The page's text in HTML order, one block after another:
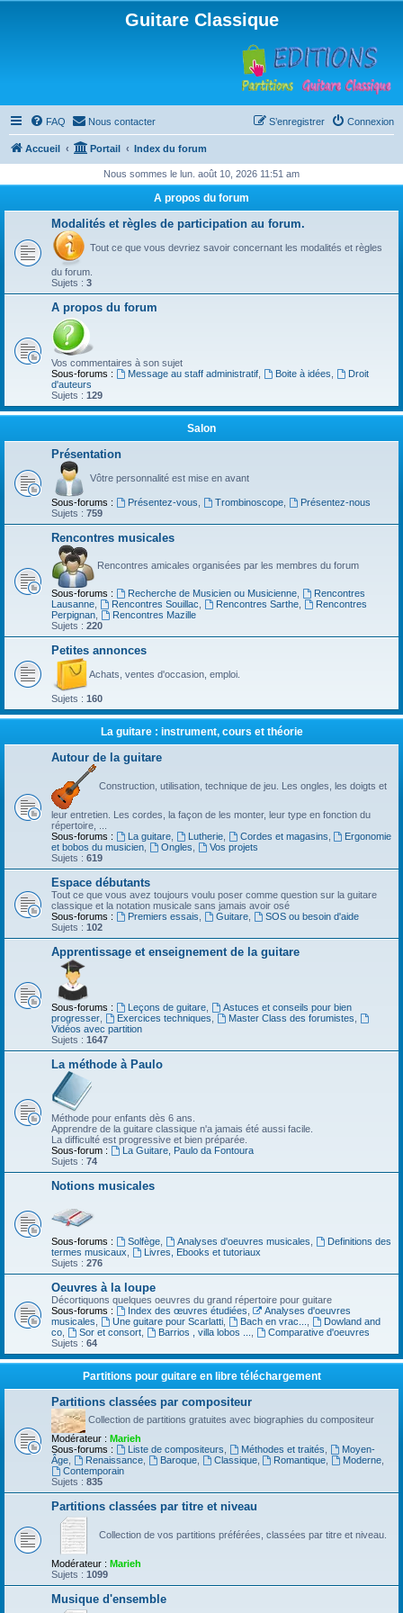
Guitare Classique
FAQ Nous contacter Connexion
S’enregistrer
Accueil Portail Index du forum
Nous sommes le lun. août 10, 2026 11:51 am
A propos du forum
Modalités et règles de participation au forum.
Tout ce que vous devriez savoir concernant les modalités et règles
du forum.
Sujets : 3
A propos du forum
Vos commentaires à son sujet
Sous-forums :
Message au staff administratif, Boite à idées
Droit
d'auteurs
Sujets : 129
Salon
Présentation
Vôtre personnalité est mise en avant
Sous-forums : Présentez-vous Trombinoscope,
Présentez-nous
Sujets : 759
Rencontres musicales
Rencontres amicales organisées par les membres du forum
Sous-forums : Recherche de Musicien ou Musicienne,
Rencontres
Lausanne
Rencontres Souillac Rencontres Sarthe,
Rencontres
Perpignan
Rencontres Mazille
Sujets : 220
Petites annonces
Achats, ventes d'occasion, emploi.
Sujets : 160
La guitare : instrument, cours et théorie
Autour de la guitare
Construction, utilisation, technique de jeu. Les ongles, les doigts et
leur entretien. Les cordes, la façon de les monter, leur type en fonction du
répertoire, ...
Sous-forums :
La guitare, Lutherie, Cordes et magasins
Ergonomie
et bobos du musicien
Ongles
Vos projets
Sujets : 619
Espace débutants
Tout ce que vous avez toujours voulu poser comme question sur la guitare
classique et la notation musicale sans jamais avoir osé
Sous-forums :
Premiers essais Guitare,
SOS ou besoin d'aide
Sujets : 102
Apprentissage et enseignement de la guitare
Sous-forums : Leçons de guitare,
Astuces et conseils pour bien
progresser
Exercices techniques Master Class des forumistes
Vidéos avec partition
Sujets : 1647
La méthode à Paulo
Méthode pour enfants dès 6 ans.
Apprendre de la guitare classique n'a jamais été aussi facile.
La difficulté est progressive et bien préparée.
Sous-forum :
La Guitare, Paulo da Fontoura
Sujets : 74
Notions musicales
Sous-forums : Solfège, Analyses d'oeuvres musicales
Definitions des
termes musicaux
Livres, Ebooks et tutoriaux
Sujets : 276
Oeuvres à la loupe
Décortiquons quelques oeuvres du grand répertoire pour guitare
Sous-forums :
Index des œuvres étudiées
Analyses d'oeuvres
musicales
Une guitare pour Scarlatti, Bach en vrac...
Dowland and
co
Sor et consort, Barrios , villa lobos ...
Comparative d'oeuvres
Sujets : 64
Partitions pour guitare en libre téléchargement
Partitions classées par compositeur
Collection de partitions gratuites avec biographies du compositeur
Modérateur : Marieh
Sous-forums :
Liste de compositeurs Méthodes et traités
Moyen-
Âge
Renaissance, Baroque, Classique, Romantique Moderne
Contemporain
Sujets : 835
Partitions classées par titre et niveau
Collection de vos partitions préférées, classées par titre et niveau.
Modérateur : Marieh
Sujets : 1099
Musique d'ensemble